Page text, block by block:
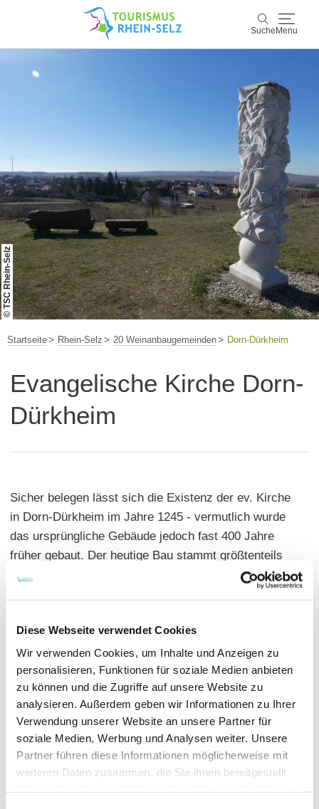
Diese Webseite verwendet Cookies
Wir verwenden Cookies, um Inhalte und Anzeigen zu
personalisieren, Funktionen für soziale Medien anbieten
zu können und die Zugriffe auf unsere Website zu
analysieren. Außerdem geben wir Informationen zu Ihrer
Verwendung unserer Website an unsere Partner für
soziale Medien, Werbung und Analysen weiter. Unsere
Partner führen diese Informationen möglicherweise mit
weiteren Daten zusammen, die Sie ihnen bereitgestellt
Suche Menu
Kultur & Events
Buchen & Service
© TSC Rhein-Selz
Startseite Rhein-Selz 20 Weinanbaugemeinden Dorn-Dürkheim
Evangelische Kirche Dorn-
Dürkheim
Sicher belegen lässt sich die Existenz der ev. Kirche
in Dorn-Dürkheim im Jahre 1245 - vermutlich wurde
das ursprüngliche Gebäude jedoch fast 400 Jahre
früher gebaut. Der heutige Bau stammt größtenteils
erst aus dem Jahr 1618. Das Kirchengebäude ist ein
der ursprünglich frei stehende Turm an der Nordseite,
der mit seinen Schießscharten ein Stück Geschichte
lebendig werden lässt – ganz ohne
Geschosseinteilung.